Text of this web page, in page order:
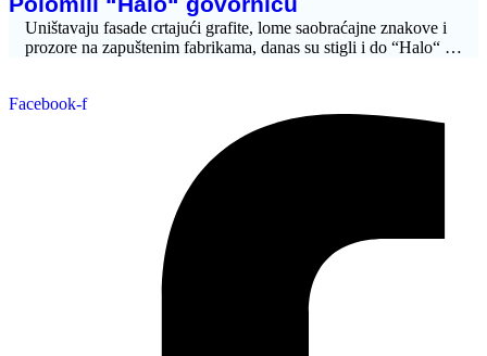
Uništavaju fasade crtajući grafite, lome saobraćajne znakove i
prozore na zapuštenim fabrikama, danas su stigli i do “Halo“ …
Facebook-f